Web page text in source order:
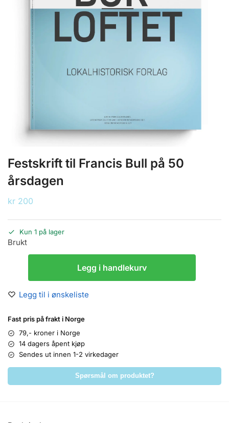
Festskrift til Francis Bull på 50
årsdagen
kr 200
Kun 1 på lager
Brukt
Legg i handlekurv
Legg til i ønskeliste
Fast pris på frakt i Norge
79,- kroner i Norge
14 dagers åpent kjøp
Sendes ut innen 1-2 virkedager
Spørsmål om produktet?